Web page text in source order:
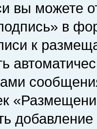
вы можете
в
к